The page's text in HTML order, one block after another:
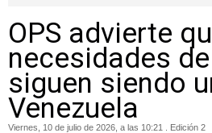
OPS advierte
necesidades
siguen siendo
Venezuela
Viernes, 10 de julio de 2026, a las 10:21 . Edición 2